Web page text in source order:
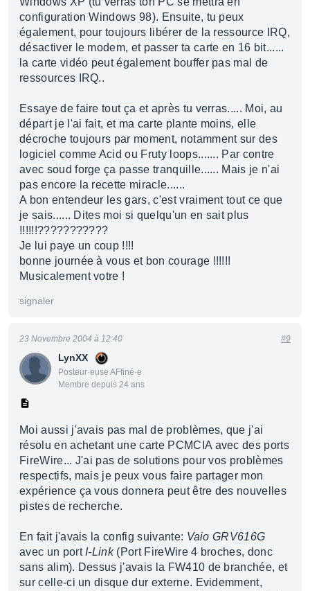
configuration Windows 98). Ensuite, tu peux
également, pour toujours libérer de la ressource IRQ,
désactiver le modem, et passer ta carte en 16 bit......
la carte vidéo peut également bouffer pas mal de
ressources IRQ..
Essaye de faire tout ça et après tu verras..... Moi, au
départ je l'ai fait, et ma carte plante moins, elle
décroche toujours par moment, notamment sur des
logiciel comme Acid ou Fruty loops....... Par contre
avec soud forge ça passe tranquille...... Mais je n'ai
pas encore la recette miracle......
A bon entendeur les gars, c'est vraiment tout ce que
je sais...... Dites moi si quelqu'un en sait plus
!!!!!!???????????
Je lui paye un coup !!!!
bonne journée à vous et bon courage !!!!!!
Musicalement votre !
signaler
LynXX
Posteur·euse AFfiné·e
Membre depuis 24 ans
23 Novembre 2004 à 12:40 #9
Moi aussi j'avais pas mal de problèmes, que j'ai
résolu en achetant une carte PCMCIA avec des ports
FireWire... J'ai pas de solutions pour vos problèmes
respectifs, mais je peux vous faire partager mon
expérience ça vous donnera peut être des nouvelles
pistes de recherche.
En fait j'avais la config suivante: Vaio GRV616G
avec un port I-Link(Port FireWire 4 broches, donc
sans alim). Dessus j'avais la FW410 de branchée, et
sur celle-ci un disque dur externe. Evidemment,